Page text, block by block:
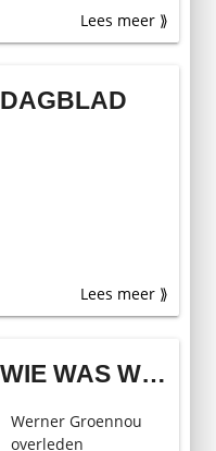
optredens maken
Lees meer ⟫
DAGBLAD
Lees meer ⟫
WIE WAS WERNER?
Werner Groennou
overleden